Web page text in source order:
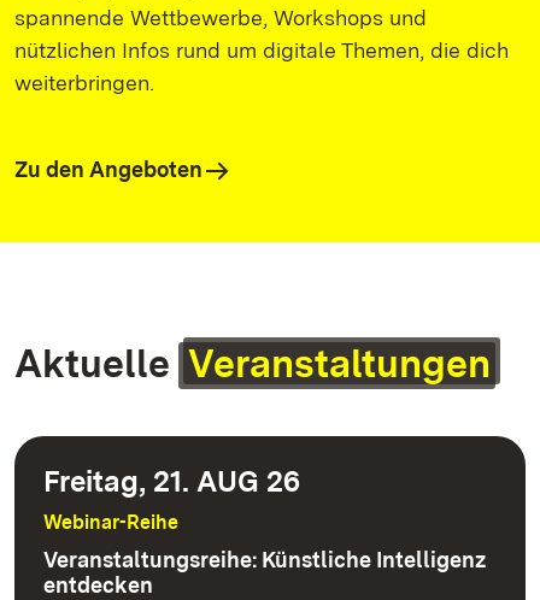
spannende Wettbewerbe, Workshops und
nützlichen Infos rund um digitale Themen, die dich
weiterbringen.
Zu den Angeboten
Aktuelle Veranstaltungen
Freitag, 21. AUG 26
Webinar-Reihe
Veranstaltungsreihe: Künstliche Intelligenz
entdecken